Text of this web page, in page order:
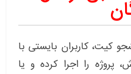
کیت، کاربران بایستی با
پروژه را اجرا کرده و یا